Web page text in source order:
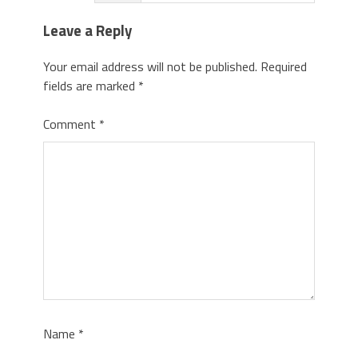
Leave a Reply
Your email address will not be published. Required
fields are marked *
Comment *
Name *